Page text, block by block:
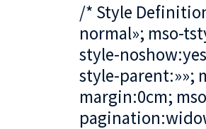
/* Style
normal»; mso-
style-
style-parent:»»;
margin:0cm;